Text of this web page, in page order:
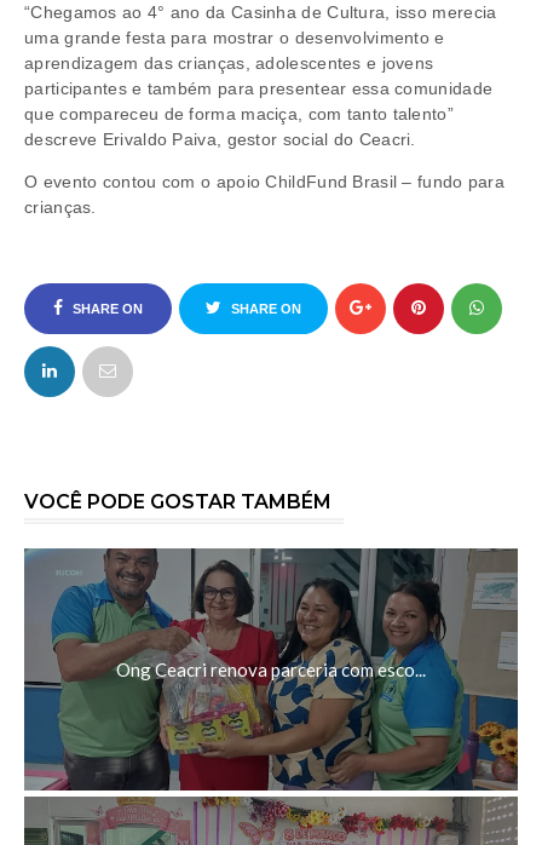
“Chegamos ao 4° ano da Casinha de Cultura, isso merecia
uma grande festa para mostrar o desenvolvimento e
aprendizagem das crianças, adolescentes e jovens
participantes e também para presentear essa comunidade
que compareceu de forma maciça, com tanto talento”
descreve Erivaldo Paiva, gestor social do Ceacri.
O evento contou com o apoio ChildFund Brasil – fundo para
crianças.
SHARE ON
FACEBOOK
SHARE ON
VOCÊ PODE GOSTAR TAMBÉM
Ong Ceacri renova parceria com esco...